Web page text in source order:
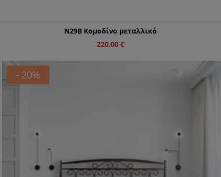
N29Β Κομοδίνο μεταλλικό
220.00 €
- 20%